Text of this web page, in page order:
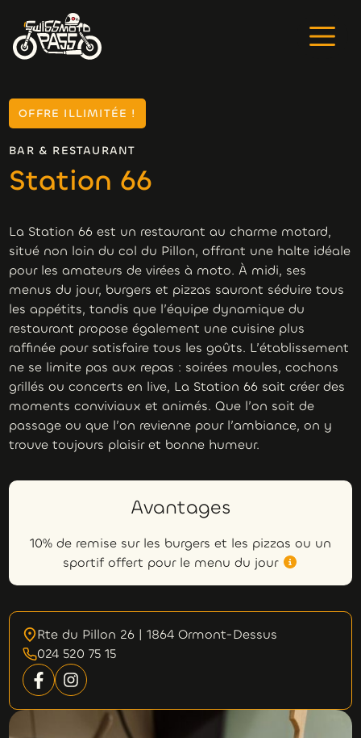
OFFRE ILLIMITÉE !
BAR & RESTAURANT
Station 66
La Station 66 est un restaurant au charme motard,
situé non loin du col du Pillon, offrant une halte idéale
pour les amateurs de virées à moto. À midi, ses
menus du jour, burgers et pizzas sauront séduire tous
les appétits, tandis que l’équipe dynamique du
restaurant propose également une cuisine plus
raffinée pour satisfaire tous les goûts. L’établissement
ne se limite pas aux repas : soirées moules, cochons
grillés ou concerts en live, La Station 66 sait créer des
moments conviviaux et animés. Que l’on soit de
passage ou que l’on revienne pour l’ambiance, on y
trouve toujours plaisir et bonne humeur.
Avantages
10% de remise sur les burgers et les pizzas ou un
sportif offert pour le menu du jour
Rte du Pillon 26 | 1864 Ormont-Dessus
024 520 75 15